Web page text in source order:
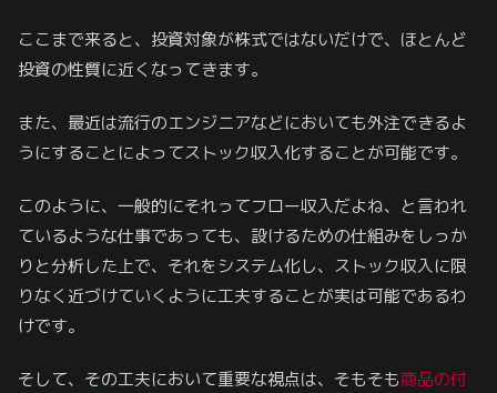
ここまで来ると、投資対象が株式ではないだけで、ほとんど
投資の性質に近くなってきます。
また、最近は流行のエンジニアなどにおいても外注できるよ
うにすることによってストック収入化することが可能です。
このように、一般的にそれってフロー収入だよね、と言われ
ているような仕事であっても、設けるための仕組みをしっか
りと分析した上で、それをシステム化し、ストック収入に限
りなく近づけていくように工夫することが実は可能であるわ
けです。
そして、その工夫において重要な視点は、そもそも商品の付